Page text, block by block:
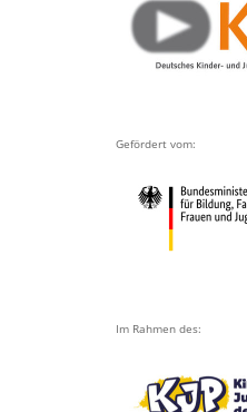
Gefördert vom:
Im Rahmen des: